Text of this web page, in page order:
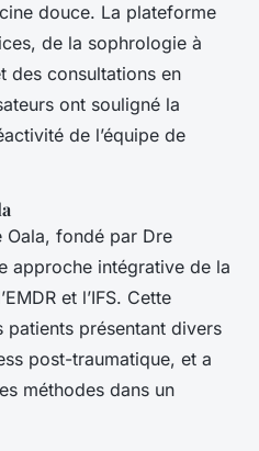
douce. La plateforme
de la sophrologie à
des consultations en
ont souligné la
de l’équipe de
Oala, fondé par Dre
approche intégrative de la
et l’IFS. Cette
présentant divers
post-traumatique, et a
méthodes dans un